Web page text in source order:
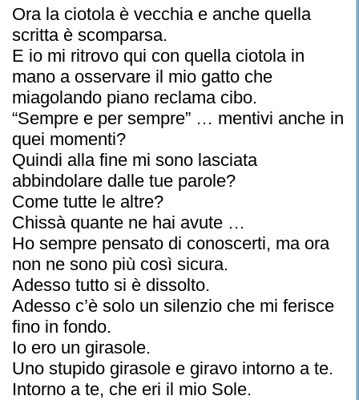
Ora la ciotola è vecchia e anche quella
scritta è scomparsa.
E io mi ritrovo qui con quella ciotola in
mano a osservare il mio gatto che
miagolando piano reclama cibo.
“Sempre e per sempre” … mentivi anche in
quei momenti?
Quindi alla fine mi sono lasciata
abbindolare dalle tue parole?
Come tutte le altre?
Chissà quante ne hai avute …
Ho sempre pensato di conoscerti, ma ora
non ne sono più così sicura.
Adesso tutto si è dissolto.
Adesso c’è solo un silenzio che mi ferisce
fino in fondo.
Io ero un girasole.
Uno stupido girasole e giravo intorno a te.
Intorno a te, che eri il mio Sole.